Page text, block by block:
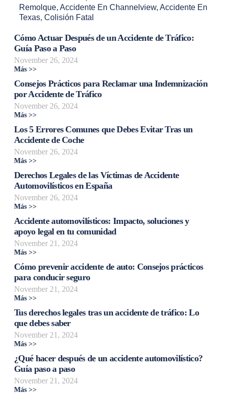
Remolque, Accidente En Channelview, Accidente En
Texas, Colisión Fatal
Cómo Actuar Después de un Accidente de Tráfico:
Guía Paso a Paso
November 26, 2024
Más >>
Consejos Prácticos para Reclamar una Indemnización
por Accidente de Tráfico
November 26, 2024
Más >>
Los 5 Errores Comunes que Debes Evitar Tras un
Accidente de Coche
November 26, 2024
Más >>
Derechos Legales de las Víctimas de Accidente
Automovilísticos en España
November 26, 2024
Más >>
Accidente automovilísticos: Impacto, soluciones y
apoyo legal en tu comunidad
November 21, 2024
Más >>
Cómo prevenir accidente de auto: Consejos prácticos
para conducir seguro
November 21, 2024
Más >>
Tus derechos legales tras un accidente de tráfico: Lo
que debes saber
November 21, 2024
Más >>
¿Qué hacer después de un accidente automovilístico?
Guía paso a paso
November 21, 2024
Más >>